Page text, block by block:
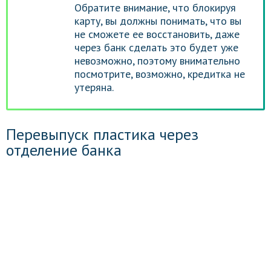
Обратите внимание, что блокируя
карту, вы должны понимать, что вы
не сможете ее восстановить, даже
через банк сделать это будет уже
невозможно, поэтому внимательно
посмотрите, возможно, кредитка не
утеряна.
Перевыпуск пластика через
отделение банка